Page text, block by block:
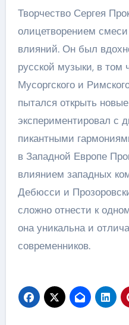
Творчество Сергея
олицетворением
влияний. Он был
русской музыки, в том
Мусоргского и
пытался открыть
экспериментировал с
пикантными
в Западной Европе
влиянием западных
Дебюсси и
сложно отнести к
она уникальна и
современников.